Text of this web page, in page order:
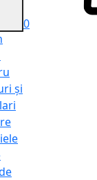
și
0